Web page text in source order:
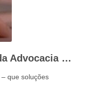
Direito Fiscal e Prática da Advocacia – que soluções
que soluções